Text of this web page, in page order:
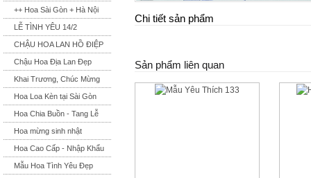
++ Hoa Sài Gòn + Hà Nội
LỄ TÌNH YÊU 14/2
CHẬU HOA LAN HỒ ĐIỆP
Chậu Hoa Địa Lan Đẹp
Khai Trương, Chúc Mừng
Hoa Loa Kèn tại Sài Gòn
Hoa Chia Buồn - Tang Lễ
Hoa mừng sinh nhật
Hoa Cao Cấp - Nhập Khẩu
Mẫu Hoa Tình Yêu Đẹp
Chi tiết sản phẩm
Sản phẩm liên quan